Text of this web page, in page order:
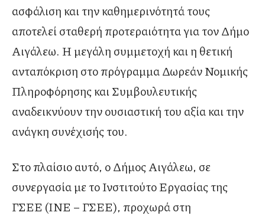
ασφάλιση και την καθημερινότητά τους
αποτελεί σταθερή προτεραιότητα για τον Δήμο
Αιγάλεω. Η μεγάλη συμμετοχή και η θετική
ανταπόκριση στο πρόγραμμα Δωρεάν Νομικής
Πληροφόρησης και Συμβουλευτικής
αναδεικνύουν την ουσιαστική του αξία και την
ανάγκη συνέχισής του.
Στο πλαίσιο αυτό, ο Δήμος Αιγάλεω, σε
συνεργασία με το Ινστιτούτο Εργασίας της
ΓΣΕΕ (ΙΝΕ – ΓΣΕΕ), προχωρά στη